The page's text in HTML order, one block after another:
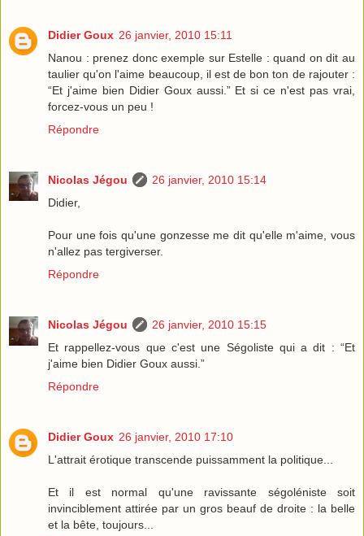
Didier Goux 26 janvier, 2010 15:11
Nanou : prenez donc exemple sur Estelle : quand on dit au
taulier qu'on l'aime beaucoup, il est de bon ton de rajouter :
“Et j'aime bien Didier Goux aussi.” Et si ce n'est pas vrai,
forcez-vous un peu !
Répondre
Nicolas Jégou
26 janvier, 2010 15:14
Didier,
Pour une fois qu'une gonzesse me dit qu'elle m'aime, vous
n'allez pas tergiverser.
Répondre
Nicolas Jégou
26 janvier, 2010 15:15
Et rappellez-vous que c'est une Ségoliste qui a dit : “Et
j'aime bien Didier Goux aussi.”
Répondre
Didier Goux 26 janvier, 2010 17:10
L'attrait érotique transcende puissamment la politique...
Et il est normal qu'une ravissante ségoléniste soit
invinciblement attirée par un gros beauf de droite : la belle
et la bête, toujours...